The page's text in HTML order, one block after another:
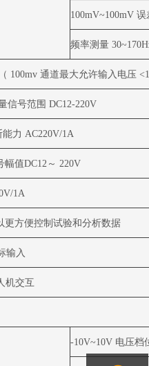
100mV~100mV 误
频率测量
100mv 通道最大允许输入电压
信号范围 DC12-220V
力 AC220V/1A
幅值DC12 ～ 220V
1A
更方便控制试验和分析数据
输入
机交互
-10V~10V 电压档